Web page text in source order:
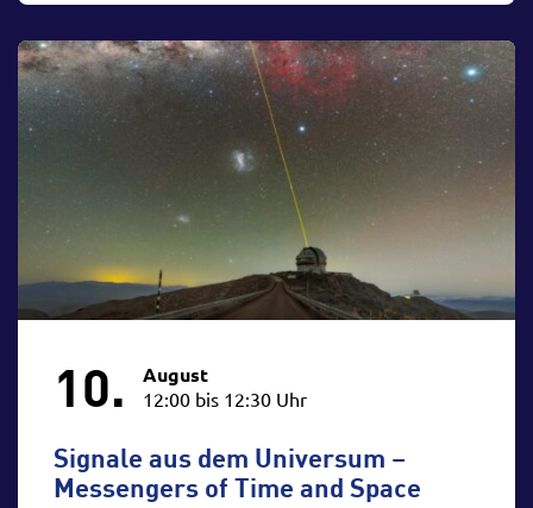
10. August
12:00 bis 12:30 Uhr
Signale aus dem Universum –
Messengers of Time and Space